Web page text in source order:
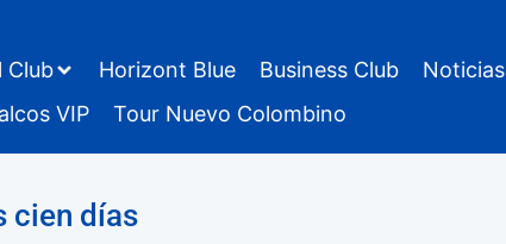
Club Horizont Blue Business Club Noticias
VIP
Tour Nuevo Colombino
cien días